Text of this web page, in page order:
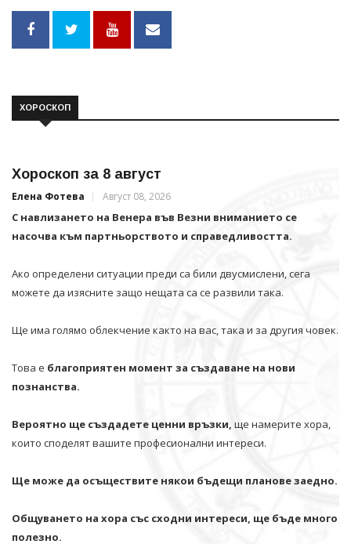
ХОРОСКОП
Хороскоп за 8 август
Елена Фотева Август 08, 2026
С навлизането на Венера във Везни вниманието се
насочва към партньорството и справедливостта.
Ако определени ситуации преди са били двусмислени, сега
можете да изясните защо нещата са се развили така.
Ще има голямо облекчение както на вас, така и за другия човек.
Това е благоприятен момент за създаване на нови
познанства.
Вероятно ще създадете ценни връзки, ще намерите хора,
които споделят вашите професионални интереси.
Ще може да осъществите някои бъдещи планове заедно.
Общуването на хора със сходни интереси, ще бъде много
полезно.